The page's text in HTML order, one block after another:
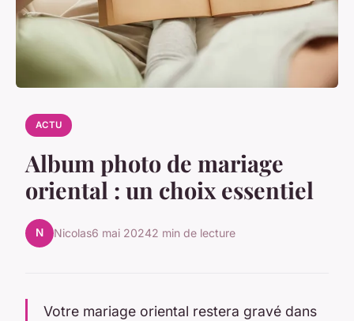
ACTU
Album photo de mariage
oriental : un choix essentiel
N Nicolas6 mai 20242 min de lecture
Votre mariage oriental restera gravé dans